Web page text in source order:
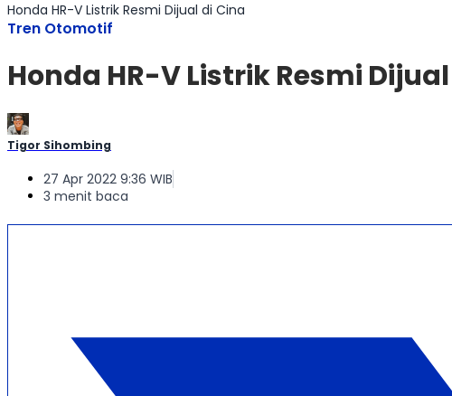
Honda HR-V Listrik Resmi Dijual di Cina
Tren Otomotif
Honda HR-V Listrik Resmi
Tigor Sihombing
27 Apr 2022 9:36 WIB
3 menit baca